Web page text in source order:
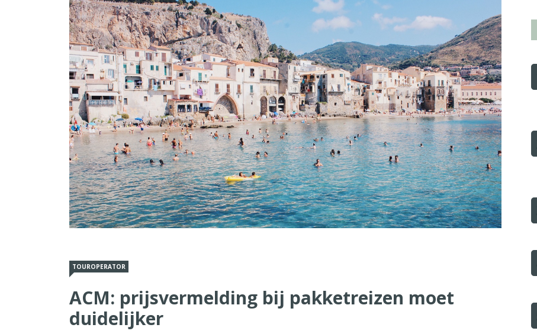
TOUROPERATOR
ACM: prijsvermelding bij pakketreizen moet
duidelijker